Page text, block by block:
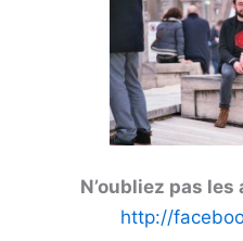
N’oubliez pas
http://